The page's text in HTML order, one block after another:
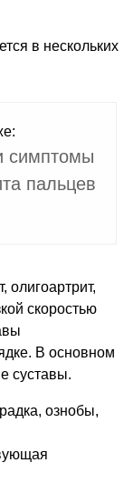
в нескольких
симптомы
пальцев
олигоартрит,
скоростью
В основном
суставы.
ознобы,